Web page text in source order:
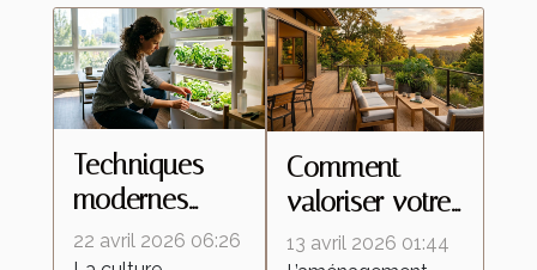
Techniques
modernes
pour une
22 avril 2026 06:26
Comment
valoriser votre
patrimoine
13 avril 2026 01:44